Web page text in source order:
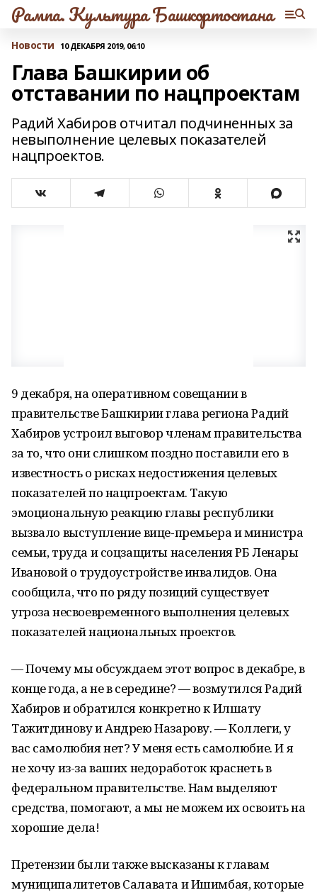
Рампа. Культура Башкортостана
Новости 10 ДЕКАБРЯ 2019, 06:10
Глава Башкирии об
отставании по нацпроектам
Радий Хабиров отчитал подчиненных за
невыполнение целевых показателей
нацпроектов.
9 декабря, на оперативном совещании в
правительстве Башкирии глава региона Радий
Хабиров устроил выговор членам правительства
за то, что они слишком поздно поставили его в
известность о рисках недостижения целевых
показателей по нацпроектам. Такую
эмоциональную реакцию главы республики
вызвало выступление вице-премьера и министра
семьи, труда и соцзащиты населения РБ Ленары
Ивановой о трудоустройстве инвалидов. Она
сообщила, что по ряду позиций существует
угроза несвоевременного выполнения целевых
показателей национальных проектов.
— Почему мы обсуждаем этот вопрос в декабре, в
конце года, а не в середине? — возмутился Радий
Хабиров и обратился конкретно к Илшату
Тажитдинову и Андрею Назарову. — Коллеги, у
вас самолюбия нет? У меня есть самолюбие. И я
не хочу из-за ваших недоработок краснеть в
федеральном правительстве. Нам выделяют
средства, помогают, а мы не можем их освоить на
хорошие дела!
Претензии были также высказаны к главам
муниципалитетов Салавата и Ишимбая, которые